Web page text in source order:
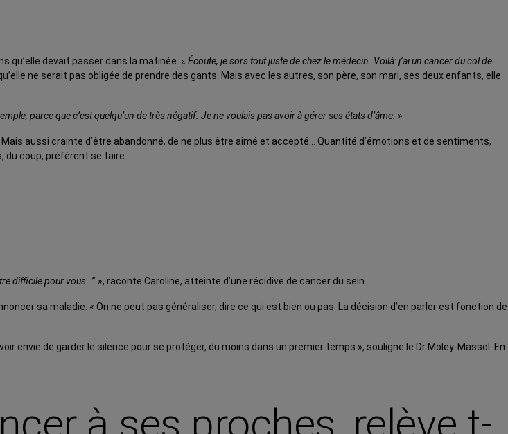
qu’elle devait passer dans la matinée. « Écoute, je sors tout juste de chez le médecin. Voilà: j’ai un cancer du col de
ne serait pas obligée de prendre des gants. Mais avec les autres, son père, son mari, ses deux enfants, elle
parce que c’est quelqu’un de très négatif. Je ne voulais pas avoir à gérer ses états d’âme. »
aussi crainte d’être abandonné, de ne plus être aimé et accepté… Quantité d’émotions et de sentiments,
du coup, préfèrent se taire.
difficile pour vous… ” », raconte Caroline, atteinte d’une récidive de cancer du sein.
sa maladie: « On ne peut pas généraliser, dire ce qui est bien ou pas. La décision d’en parler est fonction de
envie de garder le silence pour se protéger, du moins dans un premier temps », souligne le Dr Moley-Massol. En
à ses proches, relève t-